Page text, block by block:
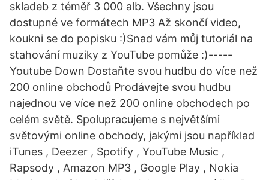
skladeb z téměř 3 000 alb. Všechny jsou
dostupné ve formátech MP3 Až skončí video,
koukni se do popisku :)Snad vám můj tutoriál na
stahování muziky z YouTube pomůže :)-----
Youtube Down Dostaňte svou hudbu do více než
200 online obchodů Prodávejte svou hudbu
najednou ve více než 200 online obchodech po
celém světě. Spolupracujeme s největšími
světovými online obchody, jakými jsou například
iTunes , Deezer , Spotify , YouTube Music ,
Rapsody , Amazon MP3 , Google Play , Nokia